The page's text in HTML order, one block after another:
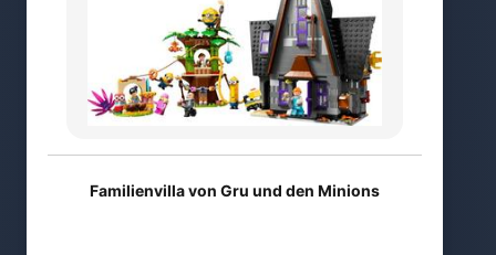
Familienvilla von Gru und den Minions